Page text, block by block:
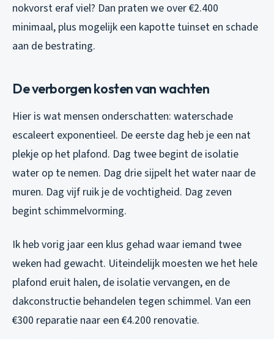
nokvorst eraf viel? Dan praten we over €2.400
minimaal, plus mogelijk een kapotte tuinset en schade
aan de bestrating.
De verborgen kosten van wachten
Hier is wat mensen onderschatten: waterschade
escaleert exponentieel. De eerste dag heb je een nat
plekje op het plafond. Dag twee begint de isolatie
water op te nemen. Dag drie sijpelt het water naar de
muren. Dag vijf ruik je de vochtigheid. Dag zeven
begint schimmelvorming.
Ik heb vorig jaar een klus gehad waar iemand twee
weken had gewacht. Uiteindelijk moesten we het hele
plafond eruit halen, de isolatie vervangen, en de
dakconstructie behandelen tegen schimmel. Van een
€300 reparatie naar een €4.200 renovatie.